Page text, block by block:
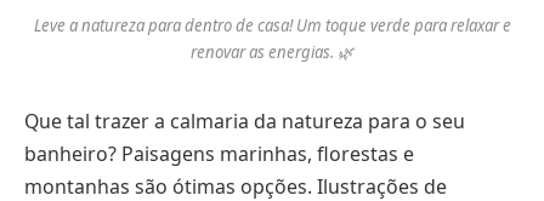
Leve a natureza para dentro de casa! Um toque verde para relaxar e
renovar as energias. 🌿
Que tal trazer a calmaria da natureza para o seu
banheiro? Paisagens marinhas, florestas e
montanhas são ótimas opções. Ilustrações de